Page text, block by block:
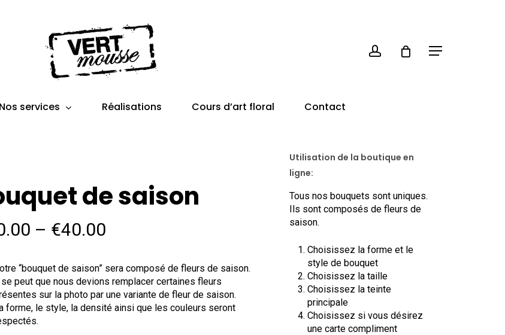
Menu
Nos services Réalisations Cours d’art floral Contact
de saison
– €40.00
€20.00
through
€40.00
“bouquet de saison” sera composé de fleurs de saison.
peut que nous devions remplacer certaines fleurs
sur la photo par une variante de fleur de saison.
forme, le style, la densité ainsi que les couleurs seront
Utilisation de la boutique en
ligne:
Tous nos bouquets sont uniques.
Ils sont composés de fleurs de
saison.
Choisissez la forme et le
style de bouquet
Choisissez la taille
Choisissez la teinte
principale
Choisissez si vous désirez
une carte compliment